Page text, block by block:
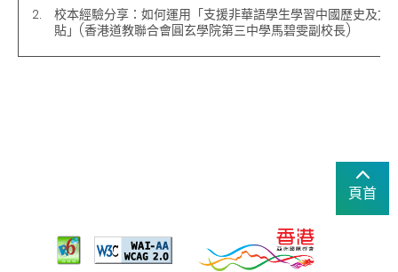
校本經驗分享：如何運用「支援非華語學生學習中國歷史及文
貼」(香港道教聯合會圓玄學院第三中學馬碧雯副校長)
頁首